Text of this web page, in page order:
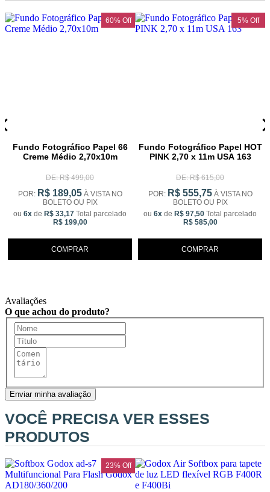
60% Off
Fundo Fotográfico Papel 66
Creme Médio 2,70x10m
DE: R$ 499,00
POR: R$ 189,05À VISTA NO
BOLETO OU PIX
ou 6x de R$ 33,17 Total parcelado
R$ 199,00
COMPRAR
5% Off
Fundo Fotográfico Papel HOT
PINK 2,70 x 11m USA 163
DE: R$ 615,00
POR: R$ 555,75À VISTA NO
BOLETO OU PIX
ou 6x de R$ 97,50 Total parcelado
R$ 585,00
COMPRAR
Avaliações
O que achou do produto?
Enviar minha avaliação
VOCÊ PRECISA VER ESSES
PRODUTOS
23% Off